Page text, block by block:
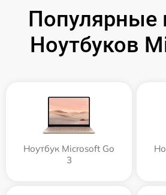
Популярные
Ноутбуков
Ноутбук Microsoft Go
3